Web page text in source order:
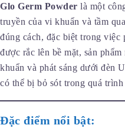
Glo Germ Powder là một
truyền của vi khuẩn và tầm
đúng cách, đặc biệt trong
được rắc lên bề mặt, sản
khuẩn và phát sáng dưới đèn
có thể bị bỏ sót trong quá trình
Đặc điểm nổi bật: